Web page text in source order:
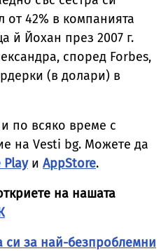
от 42% в компанията
й Йохан през 2007 г.
според Forbes,
(в долари) в
по всяко време с
на Vesti bg. Можете да
Playи AppStore.
на нашата
си за най-безпроблемни